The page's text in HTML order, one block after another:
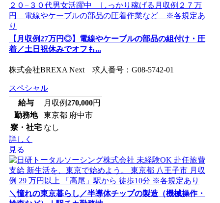
【月収例27万円◎】電線やケーブルの部品の組付け・圧
着／土日祝休みでオフも...
株式会社BREXA Next 求人番号：G08-5742-01
スペシャル
給与
月収例270,000円
勤務地
東京都 府中市
寮・社宅 なし
詳しく
見る
＼憧れの東京暮らし／半導体チップの製造（機械操作・